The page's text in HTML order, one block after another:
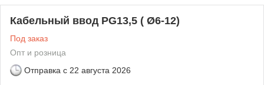
Кабельный ввод PG13,5 ( Ø6-12)
Под заказ
Опт и розница
Отправка с 22 августа 2026